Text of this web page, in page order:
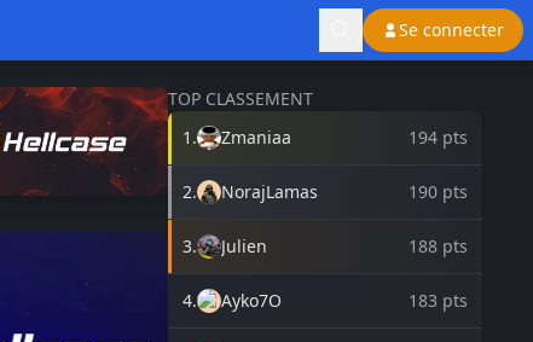
Se connecter
TOP CLASSEMENT
1 . Zmaniaa 194 pts
2. NorajLamas 190 pts
3. Julien 188 pts
4. Ayko7O 183 pts